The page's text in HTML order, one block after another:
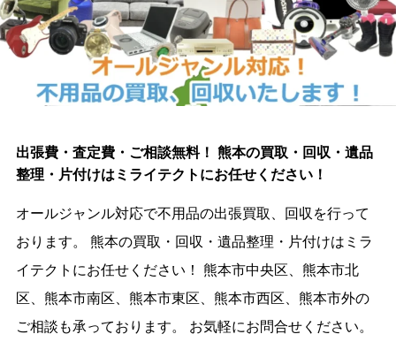
出張費・査定費・ご相談無料！ 熊本の買取・回収・遺品
整理・片付けはミライテクトにお任せください！
オールジャンル対応で不用品の出張買取、回収を行って
おります。 熊本の買取・回収・遺品整理・片付けはミラ
イテクトにお任せください！ 熊本市中央区、熊本市北
区、熊本市南区、熊本市東区、熊本市西区、熊本市外の
ご相談も承っております。 お気軽にお問合せください。